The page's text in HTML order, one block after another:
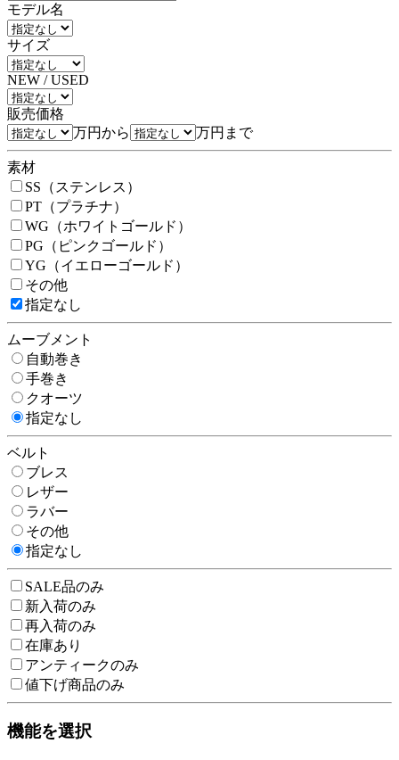
モデル名
サイズ
NEW / USED
販売価格
万円から
万円まで
素材
SS（ステンレス）
PT（プラチナ）
WG（ホワイトゴールド）
PG（ピンクゴールド）
YG（イエローゴールド）
その他
指定なし
ムーブメント
自動巻き
手巻き
クオーツ
指定なし
ベルト
ブレス
レザー
ラバー
その他
指定なし
SALE品のみ
新入荷のみ
再入荷のみ
在庫あり
アンティークのみ
値下げ商品のみ
機能を選択